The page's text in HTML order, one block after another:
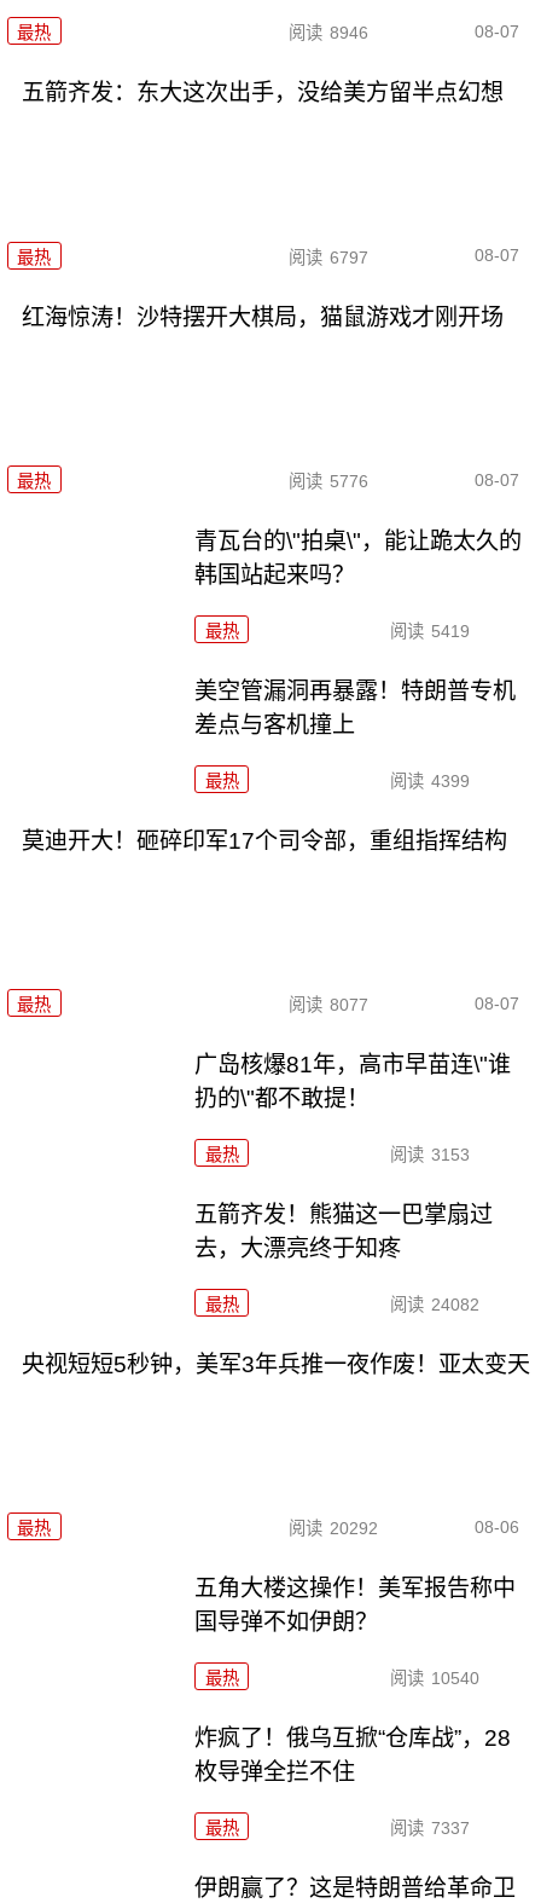
最热 阅读 8946 08-07
五箭齐发：东大这次出手，没给美方留半点幻想
最热 阅读 6797 08-07
红海惊涛！沙特摆开大棋局，猫鼠游戏才刚开场
最热 阅读 5776 08-07
青瓦台的\"拍桌\"，能让跪太久的
韩国站起来吗？
最热 阅读 5419
美空管漏洞再暴露！特朗普专机
差点与客机撞上
最热 阅读 4399
莫迪开大！砸碎印军17个司令部，重组指挥结构
最热 阅读 8077 08-07
广岛核爆81年，高市早苗连\"谁
扔的\"都不敢提！
最热 阅读 3153
五箭齐发！熊猫这一巴掌扇过
去，大漂亮终于知疼
最热 阅读 24082
央视短短5秒钟，美军3年兵推一夜作废！亚太变天
最热 阅读 20292 08-06
五角大楼这操作！美军报告称中
国导弹不如伊朗？
最热 阅读 10540
炸疯了！俄乌互掀“仓库战”，28
枚导弹全拦不住
最热 阅读 7337
伊朗赢了？这是特朗普给革命卫